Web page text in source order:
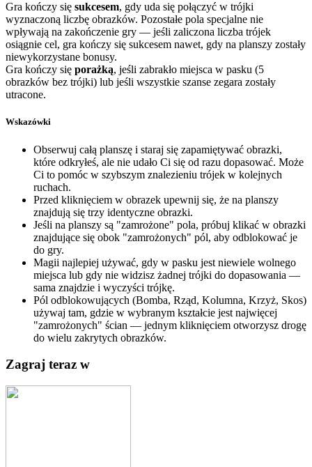
Gra kończy się sukcesem, gdy uda się połączyć w trójki
wyznaczoną liczbę obrazków. Pozostałe pola specjalne nie
wpływają na zakończenie gry — jeśli zaliczona liczba trójek
osiągnie cel, gra kończy się sukcesem nawet, gdy na planszy zostały
niewykorzystane bonusy.
Gra kończy się porażką, jeśli zabrakło miejsca w pasku (5
obrazków bez trójki) lub jeśli wszystkie szanse zegara zostały
utracone.
Wskazówki
Obserwuj całą planszę i staraj się zapamiętywać obrazki,
które odkryłeś, ale nie udało Ci się od razu dopasować. Może
Ci to pomóc w szybszym znalezieniu trójek w kolejnych
ruchach.
Przed kliknięciem w obrazek upewnij się, że na planszy
znajdują się trzy identyczne obrazki.
Jeśli na planszy są "zamrożone" pola, próbuj klikać w obrazki
znajdujące się obok "zamrożonych" pól, aby odblokować je
do gry.
Magii najlepiej używać, gdy w pasku jest niewiele wolnego
miejsca lub gdy nie widzisz żadnej trójki do dopasowania —
sama znajdzie i wyczyści trójkę.
Pól odblokowujących (Bomba, Rząd, Kolumna, Krzyż, Skos)
używaj tam, gdzie w wybranym kształcie jest najwięcej
"zamrożonych" ścian — jednym kliknięciem otworzysz drogę
do wielu zakrytych obrazków.
Zagraj teraz w